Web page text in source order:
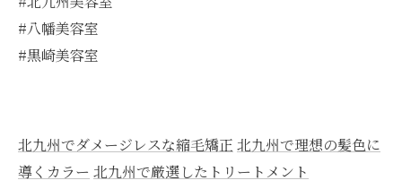
#八幡美容室
#黒崎美容室
北九州でダメージレスな縮毛矯正 北九州で理想の髪色に
導くカラー 北九州で厳選したトリートメント